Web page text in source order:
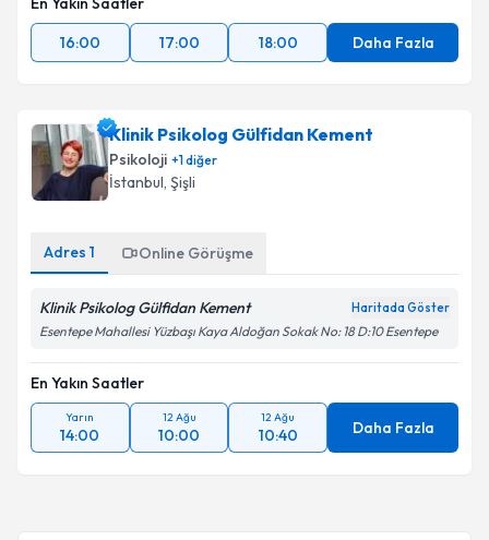
16:00
17:00 18:00 Daha Fazla
Klinik Psikolog Gülfidan Kement
Psikoloji +1diğer
İstanbul, Şişli
Adres 1 Online Görüşme
Klinik Psikolog Gülfidan Kement Haritada Göster
Esentepe Mahallesi Yüzbaşı Kaya Aldoğan Sokak No: 18 D:10 Esentepe
En Yakın Saatler
Yarın
14:00
12 Ağu
10:00
12 Ağu
10:40 Daha Fazla